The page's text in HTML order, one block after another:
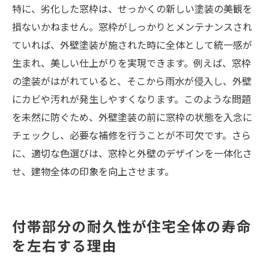
特に、劣化した窓枠は、せっかくの新しい塗装の美観を
損ないかねません。窓枠がしっかりとメンテナンスされ
ていれば、外壁塗装が施された時に全体として統一感が
生まれ、美しい仕上がりを実現できます。例えば、窓枠
の塗装がはがれていると、そこから雨水が侵入し、外壁
にカビや汚れが発生しやすくなります。このような問題
を未然に防ぐため、外壁塗装の前に窓枠の状態を入念に
チェックし、必要な補修を行うことが不可欠です。さら
に、適切な色選びは、窓枠と外壁のデザインを一体化さ
せ、建物全体の印象を向上させます。
付帯部分の耐久性が住宅全体の寿命
を左右する理由